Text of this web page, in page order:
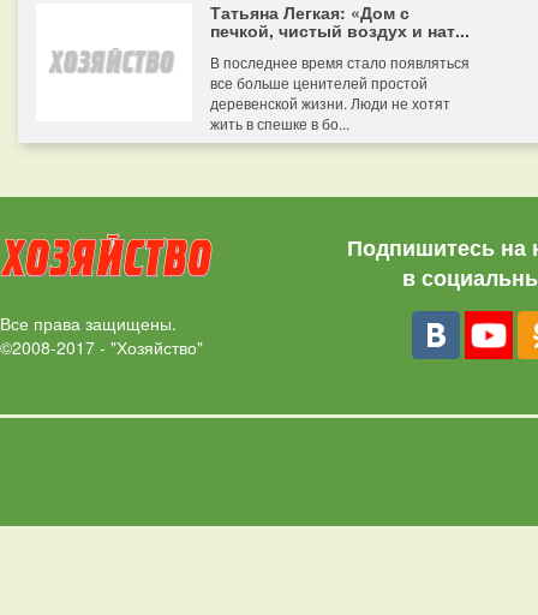
Татьяна Легкая: «Дом с
печкой, чистый воздух и нат...
В последнее время стало появляться
все больше ценителей простой
деревенской жизни. Люди не хотят
жить в спешке в бо...
Все права защищены.
©2008-2017 - "Хозяйство"
Подпишитесь на
в